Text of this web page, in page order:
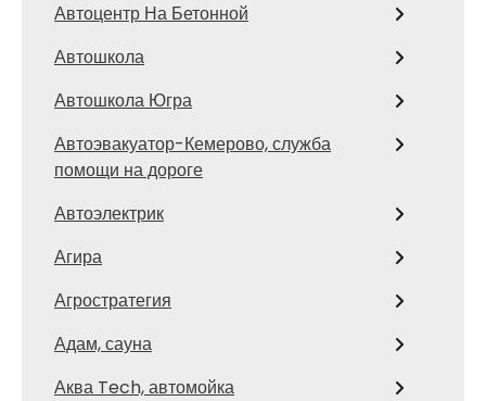
Автоцентр На Бетонной
Автошкола
Автошкола Югра
Автоэвакуатор-Кемерово, служба
помощи на дороге
Автоэлектрик
Агира
Агростратегия
Адам, сауна
Аква Tech, автомойка